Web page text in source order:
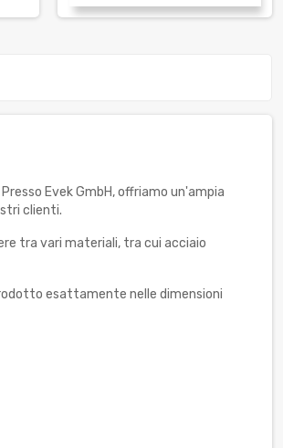
Evek GmbH, offriamo un'ampia
clienti.
tra vari materiali, tra cui acciaio
esattamente nelle dimensioni